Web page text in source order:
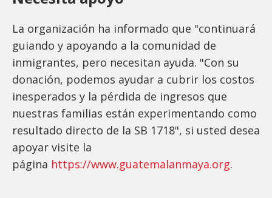
La organización ha informado que "continuará
guiando y apoyando a la comunidad de
inmigrantes, pero necesitan ayuda. "Con su
donación, podemos ayudar a cubrir los costos
inesperados y la pérdida de ingresos que
nuestras familias están experimentando como
resultado directo de la SB 1718", si usted desea
apoyar visite la
página https://www.guatemalanmaya.org.